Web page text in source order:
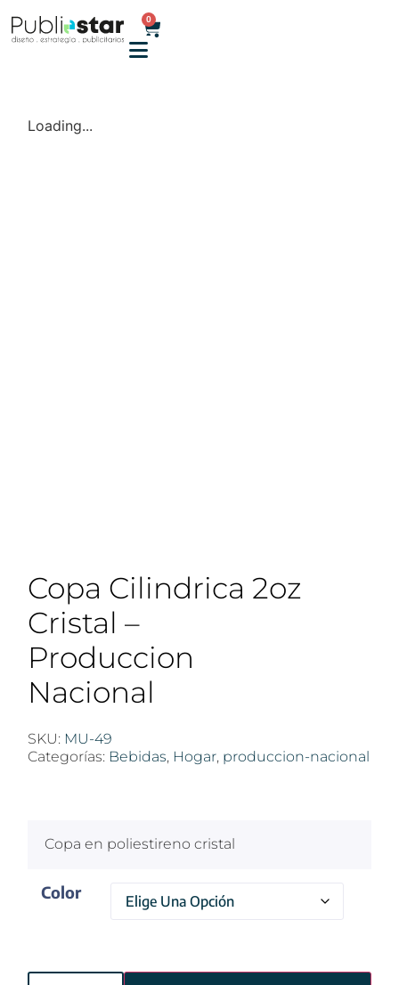
0
Loading...
Copa Cilindrica 2oz
Cristal –
Produccion
Nacional
SKU: MU-49
Categorías: Bebidas, Hogar, produccion-nacional
Copa en poliestireno cristal
Color